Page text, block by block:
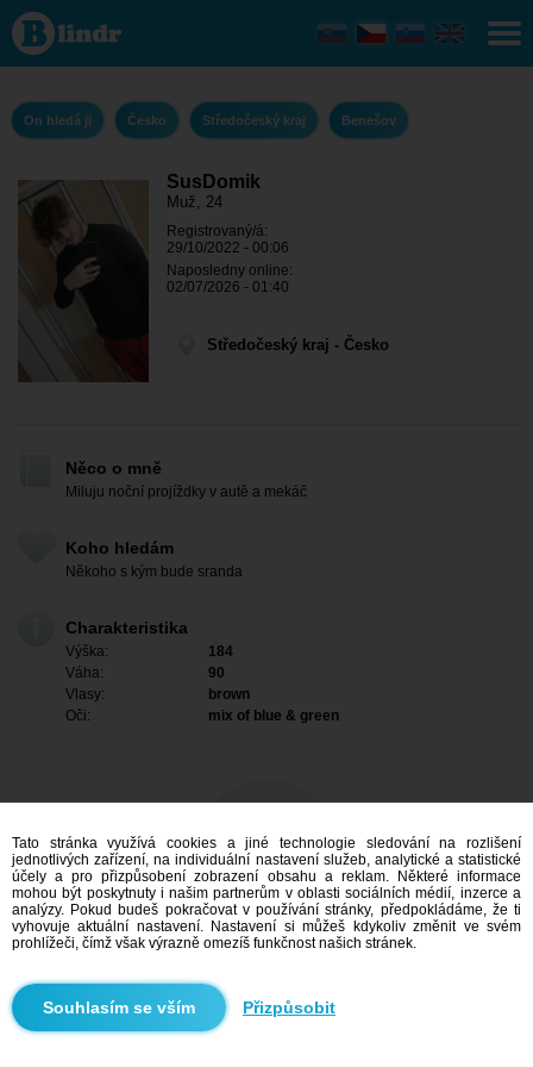
SusDomik -
On hledá ji
Středočeský
kraj -
On hledá ji Česko Středočeský kraj Benešov
SusDomik
Muž, 24
Registrovaný/á:
29/10/2022 - 00:06
Naposledny online:
02/07/2026 - 01:40
Středočeský kraj - Česko
Něco o mně
Miluju noční projíždky v autě a mekáč
Koho hledám
Někoho s kým bude sranda
Charakteristika
Výška:
184
Váha:
90
Vlasy:
brown
Oči:
mix of blue & green
Mám zájem
Vyhledávání
Tato stránka využívá cookies a jiné technologie sledování na rozlišení
jednotlivých zařízení, na individuální nastavení služeb, analytické a statistické
účely a pro přizpůsobení zobrazení obsahu a reklam. Některé informace
mohou být poskytnuty i našim partnerům v oblasti sociálních médií, inzerce a
analýzy. Pokud budeš pokračovat v používání stránky, předpokládáme, že ti
vyhovuje aktuální nastavení. Nastavení si můžeš kdykoliv změnit ve svém
prohlížeči, čímž však výrazně omezíš funkčnost našich stránek.
Přizpůsobit